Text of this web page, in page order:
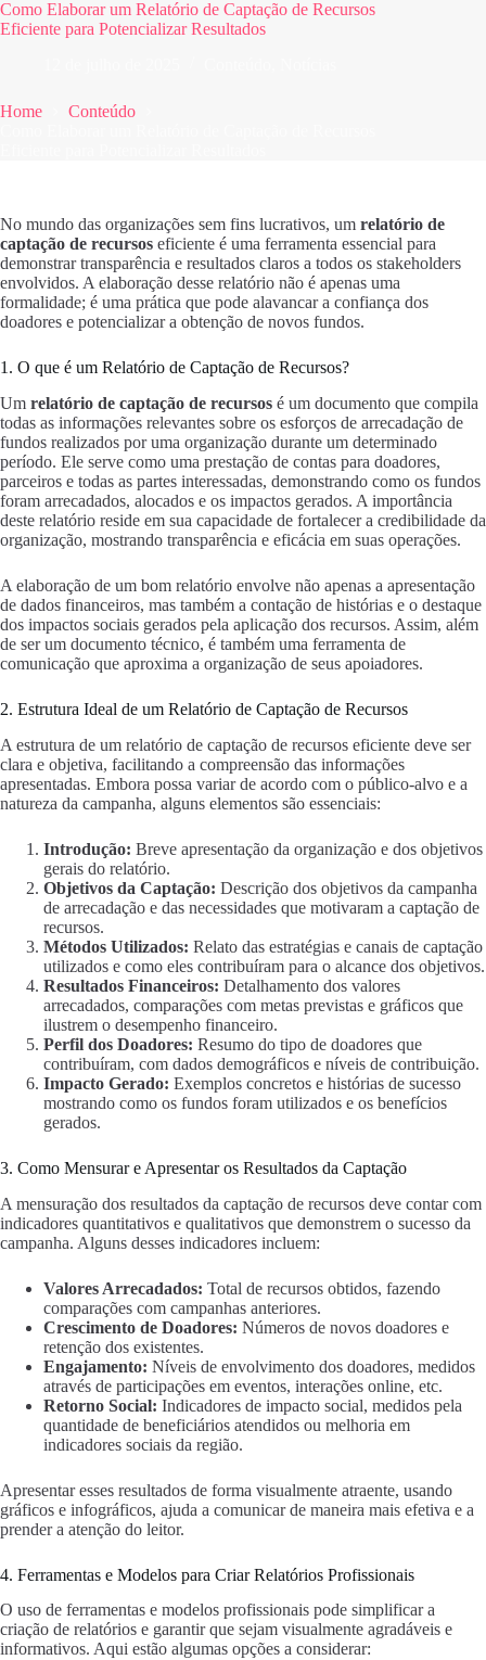
Como Elaborar um Relatório de Captação de Recursos
Eficiente para Potencializar Resultados
Home
Conteúdo
No mundo das organizações sem fins lucrativos, um relatório de
captação de recursos eficiente é uma ferramenta essencial para
demonstrar transparência e resultados claros a todos os stakeholders
envolvidos. A elaboração desse relatório não é apenas uma
formalidade; é uma prática que pode alavancar a confiança dos
doadores e potencializar a obtenção de novos fundos.
1. O que é um Relatório de Captação de Recursos?
Um relatório de captação de recursos é um documento que compila
todas as informações relevantes sobre os esforços de arrecadação de
fundos realizados por uma organização durante um determinado
período. Ele serve como uma prestação de contas para doadores,
parceiros e todas as partes interessadas, demonstrando como os fundos
foram arrecadados, alocados e os impactos gerados. A importância
deste relatório reside em sua capacidade de fortalecer a credibilidade da
organização, mostrando transparência e eficácia em suas operações.
A elaboração de um bom relatório envolve não apenas a apresentação
de dados financeiros, mas também a contação de histórias e o destaque
dos impactos sociais gerados pela aplicação dos recursos. Assim, além
de ser um documento técnico, é também uma ferramenta de
comunicação que aproxima a organização de seus apoiadores.
2. Estrutura Ideal de um Relatório de Captação de Recursos
A estrutura de um relatório de captação de recursos eficiente deve ser
clara e objetiva, facilitando a compreensão das informações
apresentadas. Embora possa variar de acordo com o público-alvo e a
natureza da campanha, alguns elementos são essenciais:
Introdução: Breve apresentação da organização e dos objetivos
gerais do relatório.
Objetivos da Captação: Descrição dos objetivos da campanha
de arrecadação e das necessidades que motivaram a captação de
recursos.
Métodos Utilizados: Relato das estratégias e canais de captação
utilizados e como eles contribuíram para o alcance dos objetivos.
Resultados Financeiros: Detalhamento dos valores
arrecadados, comparações com metas previstas e gráficos que
ilustrem o desempenho financeiro.
Perfil dos Doadores: Resumo do tipo de doadores que
contribuíram, com dados demográficos e níveis de contribuição.
Impacto Gerado: Exemplos concretos e histórias de sucesso
mostrando como os fundos foram utilizados e os benefícios
gerados.
3. Como Mensurar e Apresentar os Resultados da Captação
A mensuração dos resultados da captação de recursos deve contar com
indicadores quantitativos e qualitativos que demonstrem o sucesso da
campanha. Alguns desses indicadores incluem:
Valores Arrecadados: Total de recursos obtidos, fazendo
comparações com campanhas anteriores.
Crescimento de Doadores: Números de novos doadores e
retenção dos existentes.
Engajamento: Níveis de envolvimento dos doadores, medidos
através de participações em eventos, interações online, etc.
Retorno Social: Indicadores de impacto social, medidos pela
quantidade de beneficiários atendidos ou melhoria em
indicadores sociais da região.
Apresentar esses resultados de forma visualmente atraente, usando
gráficos e infográficos, ajuda a comunicar de maneira mais efetiva e a
prender a atenção do leitor.
4. Ferramentas e Modelos para Criar Relatórios Profissionais
O uso de ferramentas e modelos profissionais pode simplificar a
criação de relatórios e garantir que sejam visualmente agradáveis e
informativos. Aqui estão algumas opções a considerar: